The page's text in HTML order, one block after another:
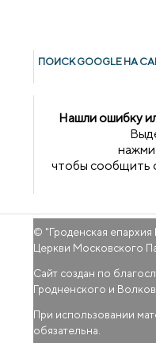
ПОИСК GOОGLE НА
Нашли ошибку
чтобы сообщить
© "Гроденская
Церкви Московского
Сайт создан по
Гродненского и
При использовании
обязательна.